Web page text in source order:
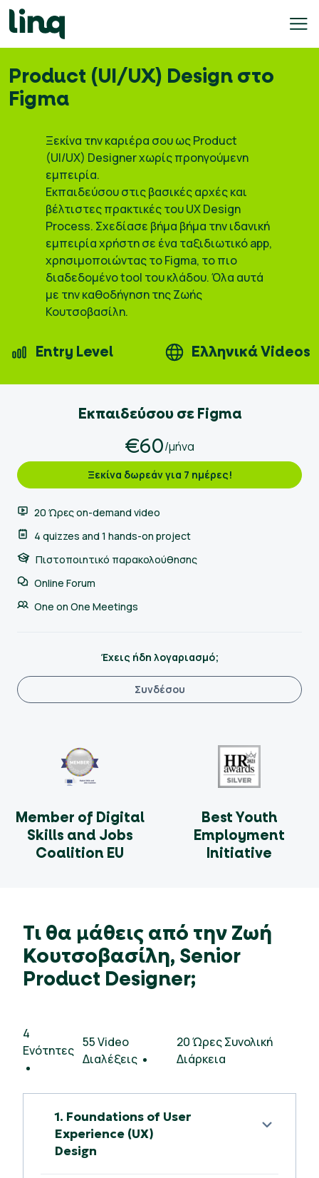
Skip
to
Product (UI/UX) Design στο
Figma
Ξεκίνα την καριέρα σου ως Product
(UI/UX) Designer χωρίς προηγούμενη
εμπειρία.
Εκπαιδεύσου στις βασικές αρχές και
βέλτιστες πρακτικές του UX Design
Process. Σχεδίασε βήμα βήμα την ιδανική
εμπειρία χρήστη σε ένα ταξιδιωτικό app,
χρησιμοποιώντας το Figma, το πιο
διαδεδομένο tool του κλάδου. Όλα αυτά
με την καθοδήγηση της Ζωής
Κουτσοβασίλη.
Entry Level Ελληνικά Videos
Εκπαιδεύσου σε Figma
€60/μήνα
Ξεκίνα δωρεάν για 7 ημέρες!
20 Ώρες on-demand video
4 quizzes and 1 hands-on project
Πιστοποιητικό παρακολούθησης
Online Forum
One on One Meetings
Έχεις ήδη λογαριασμό;
Συνδέσου
Member of Digital
Skills and Jobs
Coalition EU
Best Youth
Employment
Initiative
Τι θα μάθεις από την Ζωή
Κουτσοβασίλη, Senior
Product Designer;
4
Ενότητες
55 Video
Διαλέξεις
20 Ώρες Συνολική
Διάρκεια
1. Foundations of User
Experience (UX)
Design
Ελληνικά